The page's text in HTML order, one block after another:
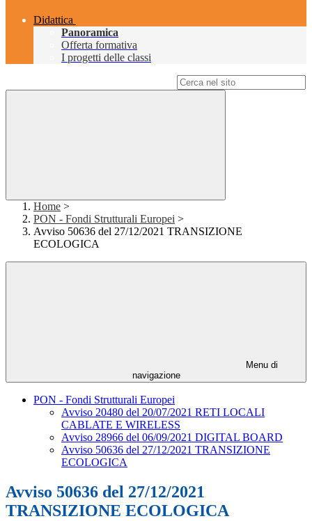
Didattica
Panoramica
Offerta formativa
I progetti delle classi
Home >
PON - Fondi Strutturali Europei >
Avviso 50636 del 27/12/2021 TRANSIZIONE
ECOLOGICA
Menu di
navigazione
PON - Fondi Strutturali Europei
Avviso 20480 del 20/07/2021 RETI LOCALI
CABLATE E WIRELESS
Avviso 28966 del 06/09/2021 DIGITAL BOARD
Avviso 50636 del 27/12/2021 TRANSIZIONE
ECOLOGICA
Avviso 50636 del 27/12/2021
TRANSIZIONE ECOLOGICA